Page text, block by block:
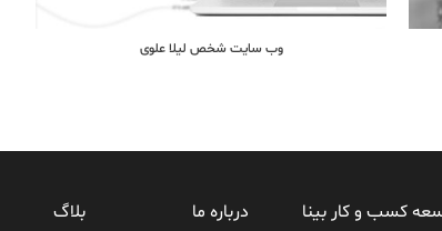
وب سایت شخص لیلا علوی
کسب و کار بینا
درباره ما
بلاگ